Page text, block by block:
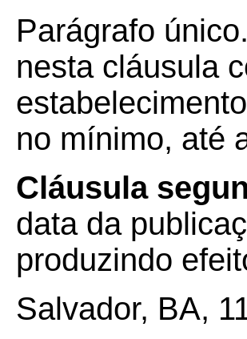
Parágrafo
nesta cláusula
no mínimo, até
Cláusula
data da
produzindo
Salvador, BA,